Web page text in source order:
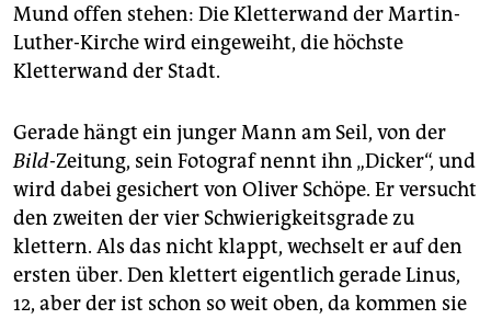
Mund offen stehen: Die Kletterwand der Martin-
Luther-Kirche wird eingeweiht, die höchste
Kletterwand der Stadt.
Gerade hängt ein junger Mann am Seil, von der
Bild-Zeitung, sein Fotograf nennt ihn „Dicker“, und
wird dabei gesichert von Oliver Schöpe. Er versucht
den zweiten der vier Schwierigkeitsgrade zu
klettern. Als das nicht klappt, wechselt er auf den
ersten über. Den klettert eigentlich gerade Linus,
12, aber der ist schon so weit oben, da kommen sie